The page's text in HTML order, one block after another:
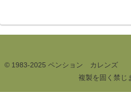
© 1983-2025 ペンション カレンズ <
複製を固く禁じ